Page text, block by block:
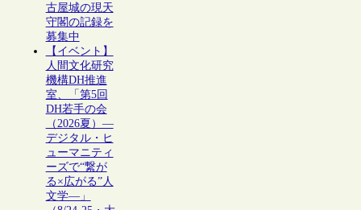
古屋城の現天
守閣の記録を
募集中
【イベント】
人間文化研究
機構DH推進
室、「第5回
DH若手の会
（2026夏）―
デジタル・ヒ
ューマニティ
ーズで“繋が
る×広がる”人
文学―」